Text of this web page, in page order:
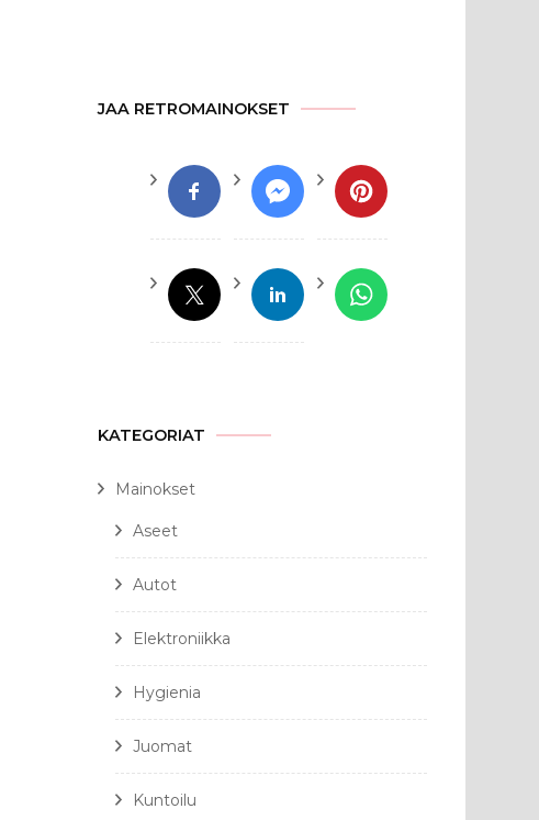
JAA RETROMAINOKSET
KATEGORIAT
Mainokset
Aseet
Autot
Elektroniikka
Hygienia
Juomat
Kuntoilu